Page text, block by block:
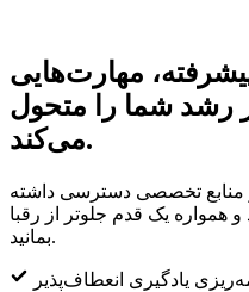
مهارت‌هایی
رشد شما را متحول
می‌کند.
منابع تخصصی دسترسی داشته
و همواره یک قدم جلوتر از رقبا
بمانید.
یادگیری انعطاف‌پذیر